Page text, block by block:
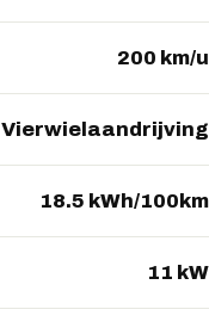
200 km/u
Vierwielaandrijving
18.5 kWh/100km
11 kW